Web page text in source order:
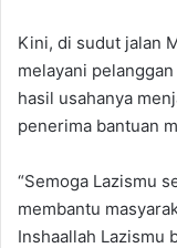
Kini, di sudut jalan
melayani
hasil usahanya
penerima bantuan
“Semoga Lazismu
membantu
Inshaallah Lazismu